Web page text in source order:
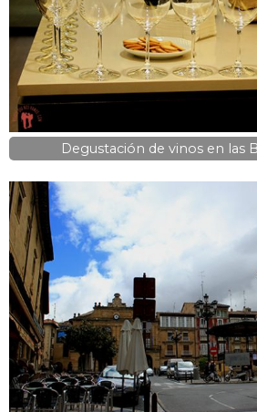
Degustación de vinos en las